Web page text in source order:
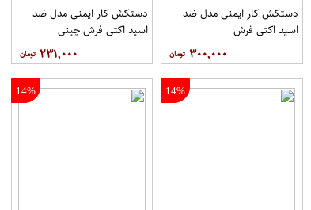
دستکش کار ایمنی مدل ضد
اسید اکتی فرش
۳۰۰,۰۰۰
دستکش کار ایمنی مدل ضد
اسید اکتی فرش چینی
۲۳۱,۰۰۰
14%
14%